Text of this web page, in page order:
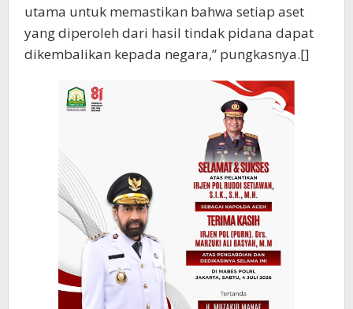
utama untuk memastikan bahwa setiap aset
yang diperoleh dari hasil tindak pidana dapat
dikembalikan kepada negara,” pungkasnya.[]